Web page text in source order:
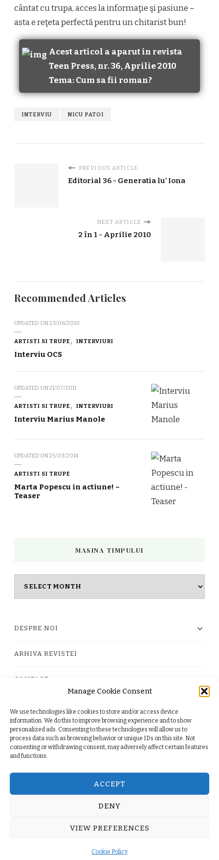
Manage Cookie Consent
We use technologies like cookies to store and/or access device
information. We do this to improve browsing experience and to show
personalized ads. Consenting to these technologies will allow us to
process data such as browsing behavior or unique IDs on this site. Not
consenting or withdrawing consent, may adversely affect certain features
and functions.
ACCEPT
DENY
VIEW PREFERENCES
Cookie Policy
cântat cu trupa, acces la informaţie şi pasiune –
asta e reţeta perfectă pentru un chitarist bun!
Acest articol a aparut in revista
Teen Press, nr. 36, Aprilie 2010
Tema: Cum sa fii roman?
INTERVIU NICU PATOI
PREVIOUS ARTICLE
Editorial 36 - Generatia lu’ Iona
NEXT ARTICLE
2 în 1 - Aprilie 2010
Recommended Articles
UPDATED ON23/06/2010
ARTISTI SI TRUPE INTERVIURI
Interviu OCS
UPDATED ON21/07/2011
ARTISTI SI TRUPE INTERVIURI
Interviu Marius Manole
UPDATED ON25/03/2014
ARTISTI SI TRUPE
Marta Popescu in actiune! –
Teaser
MASINA TIMPULUI
DESPRE NOI
ARHIVA REVISTEI
CONTACT
PRIVACY POLICY
TERMS
| Developed ByBlossom Themes. Powered by